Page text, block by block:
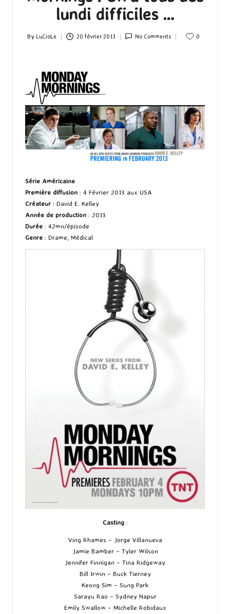
lundi difficiles …
Posted
By LuCioLe 20 février 2013 No Comments 0
Série Américaine
Première diffusion : 4 Février 2013 aux USA
Créateur : David E. Kelley
Année de production : 2013
Durée : 42mn/épisode
Genre : Drame, Médical
Casting:
Ving Rhames – Jorge Villanueva
Jamie Bamber – Tyler Wilson
Jennifer Finnigan – Tina Ridgeway
Bill Irwin – Buck Tierney
Keong Sim – Sung Park
Sarayu Rao – Sydney Napur
Emily Swallow – Michelle Robidaux